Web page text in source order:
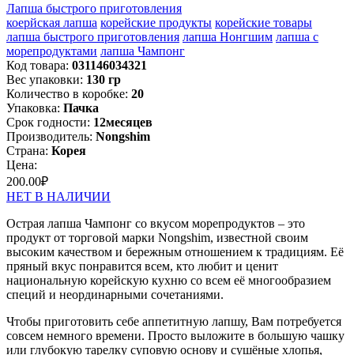
Лапша быстрого приготовления
коерйская лапша корейские продукты корейские товары
лапша быстрого приготовления лапша Нонгшим лапша с
морепродуктами лапша Чампонг
Код товара: 031146034321
Вес упаковки: 130 гр
Количество в коробке: 20
Упаковка: Пачка
Срок годности: 12месяцев
Производитель: Nongshim
Страна: Корея
Цена:
200.00₽
НЕТ В НАЛИЧИИ
Острая лапша Чампонг со вкусом морепродуктов – это
продукт от торговой марки Nongshim, известной своим
высоким качеством и бережным отношением к традициям. Её
пряный вкус понравится всем, кто любит и ценит
национальную корейскую кухню со всем её многообразием
специй и неординарными сочетаниями.
Чтобы приготовить себе аппетитную лапшу, Вам потребуется
совсем немного времени. Просто выложите в большую чашку
или глубокую тарелку суповую основу и сушёные хлопья,